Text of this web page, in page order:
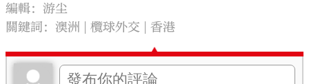
編輯：游尘
關鍵詞：澳洲 欖球外交 香港